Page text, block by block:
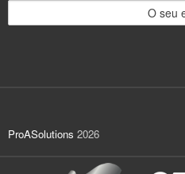
ProASolutions 2026